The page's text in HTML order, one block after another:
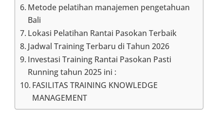
Metode pelatihan manajemen pengetahuan
Bali
Lokasi Pelatihan Rantai Pasokan Terbaik
Jadwal Training Terbaru di Tahun 2026
Investasi Training Rantai Pasokan Pasti
Running tahun 2025 ini :
FASILITAS TRAINING KNOWLEDGE
MANAGEMENT